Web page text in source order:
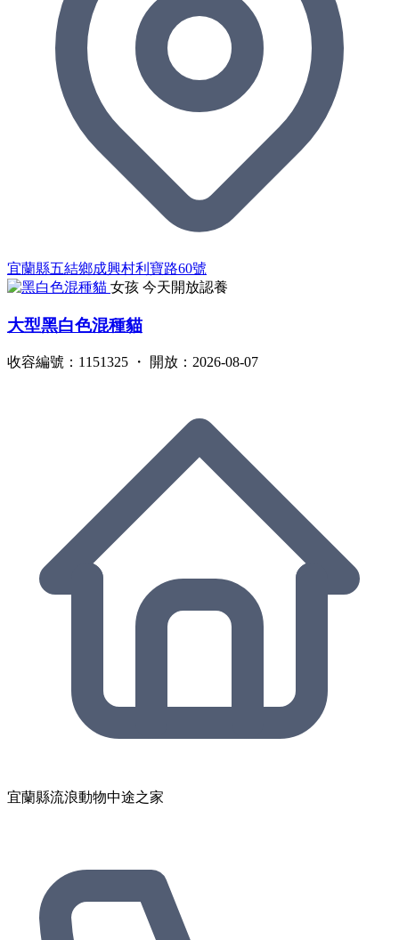
宜蘭縣五結鄉成興村利寶路60號
女孩 今天開放認養
大型黑白色混種貓
收容編號：1151325 ・ 開放：2026-08-07
宜蘭縣流浪動物中途之家